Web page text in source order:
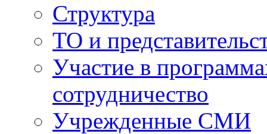
Структура
ТО и
Участие в
сотрудничество
Учрежденные СМИ